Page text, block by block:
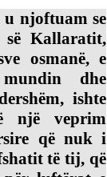
u njoftuam se
Kallaratit,
osmanë, e
dhe
ishte
një veprim
që nuk i
të tij, që